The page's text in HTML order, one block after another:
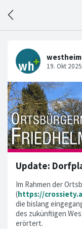
Update:
Im Rahmen der
(https://
die bislang
des zukünftigen
erörtert.